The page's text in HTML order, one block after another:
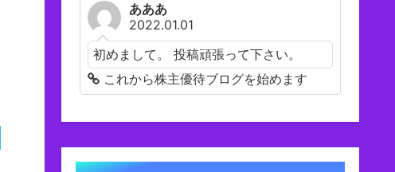
あああ
2022.01.01
初めまして。 投稿頑張って下さい。
これから株主優待ブログを始めます